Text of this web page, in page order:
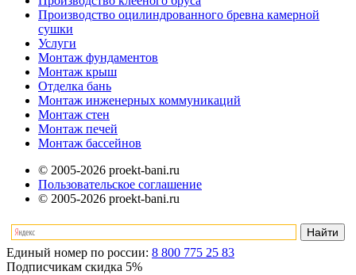
Производство оцилиндрованного бревна камерной
сушки
Услуги
Монтаж фундаментов
Монтаж крыш
Отделка бань
Монтаж инженерных коммуникаций
Монтаж стен
Монтаж печей
Монтаж бассейнов
© 2005-2026 proekt-bani.ru
Пользовательское соглашение
© 2005-2026 proekt-bani.ru
Единый номер по россии: 8 800 775 25 83
Подписчикам скидка 5%